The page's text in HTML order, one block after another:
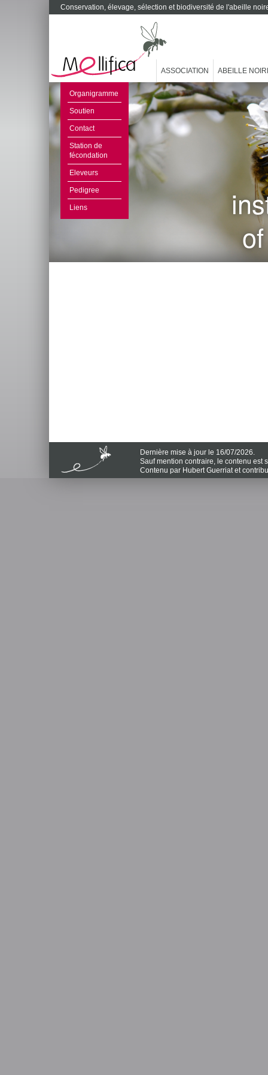
Conservation, élevage, sélection et biodiversité de l'abeille
ASSOCIATION ABEILLE
Organigramme
Soutien
Contact
Station de
fécondation
Eleveurs
Pedigree
Liens
Dernière mise à jour le 16/07/2026.
Sauf mention contraire, le contenu est
Contenu par Hubert Guerriat et